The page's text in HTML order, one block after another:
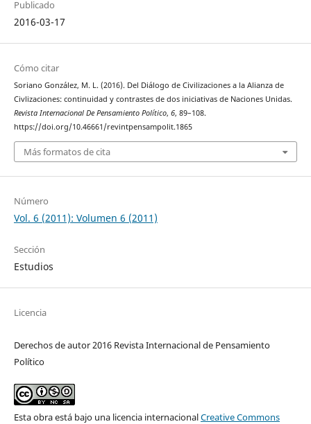
Publicado
2016-03-17
Cómo citar
Soriano González, M. L. (2016). Del Diálogo de Civilizaciones a la Alianza de
Civlizaciones: continuidad y contrastes de dos iniciativas de Naciones Unidas.
Revista Internacional De Pensamiento Político, 6, 89–108.
https://doi.org/10.46661/revintpensampolit.1865
Más formatos de cita
Número
Vol. 6 (2011): Volumen 6 (2011)
Sección
Estudios
Licencia
Derechos de autor 2016 Revista Internacional de Pensamiento
Político
Esta obra está bajo una licencia internacionalCreative Commons